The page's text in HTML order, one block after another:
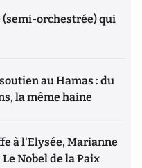
orchestrée) qui
au Hamas : du
la même haine
à l'Elysée, Marianne
Nobel de la Paix